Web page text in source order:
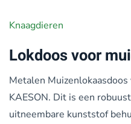
Knaagdieren
Lokdoos voor
Metalen
KAESON. Dit is een
uitneembare kunststof